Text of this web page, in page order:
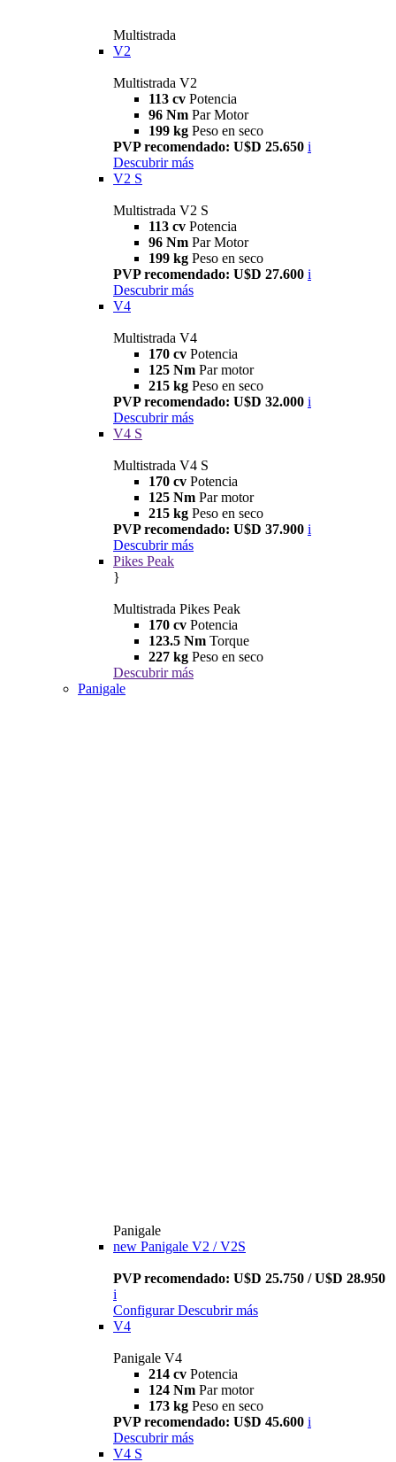
Multistrada
V2
Multistrada V2
113 cv Potencia
96 Nm Par Motor
199 kg Peso en seco
PVP recomendado: U$D 25.650 i
Descubrir más
V2 S
Multistrada V2 S
113 cv Potencia
96 Nm Par Motor
199 kg Peso en seco
PVP recomendado: U$D 27.600 i
Descubrir más
V4
Multistrada V4
170 cv Potencia
125 Nm Par motor
215 kg Peso en seco
PVP recomendado: U$D 32.000 i
Descubrir más
V4 S
Multistrada V4 S
170 cv Potencia
125 Nm Par motor
215 kg Peso en seco
PVP recomendado: U$D 37.900 i
Descubrir más
Pikes Peak
}
Multistrada Pikes Peak
170 cv Potencia
123.5 Nm Torque
227 kg Peso en seco
Descubrir más
Panigale
Panigale
new Panigale V2 / V2S
PVP recomendado: U$D 25.750 / U$D 28.950
i
Configurar Descubrir más
V4
Panigale V4
214 cv Potencia
124 Nm Par motor
173 kg Peso en seco
PVP recomendado: U$D 45.600 i
Descubrir más
V4 S